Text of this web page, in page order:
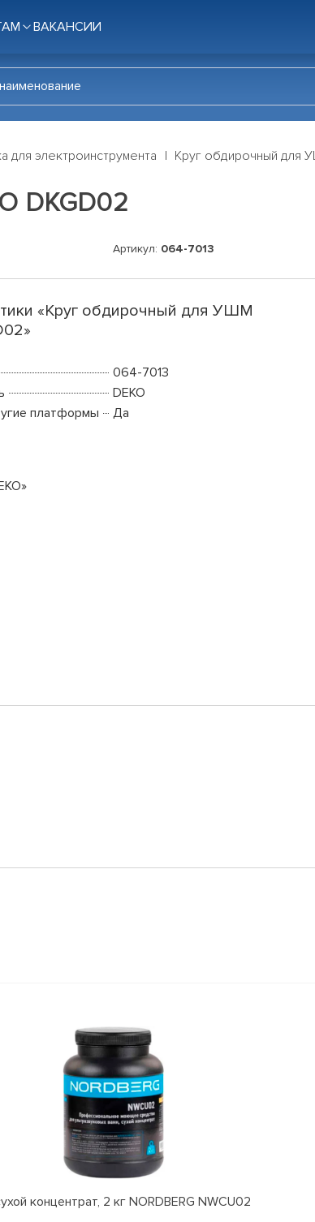
ВАКАНСИИ
для электроинструмента Круг обдирочный для
DKGD02
Артикул: 064-7013
«Круг обдирочный для УШМ
064-7013
DEKO
платформы
Да
концентрат, 2 кг NORDBERG NWCU02